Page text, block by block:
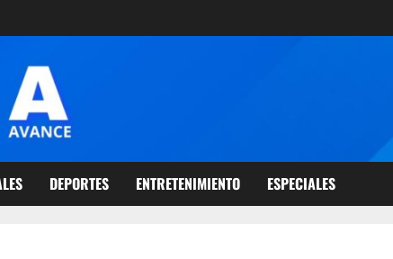
DEPORTES ENTRETENIMIENTO ESPECIALES